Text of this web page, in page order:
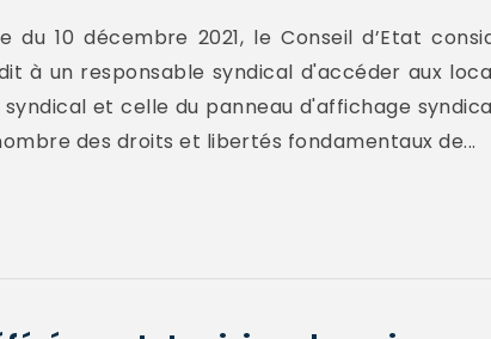
10 décembre 2021, le Conseil d’Etat
à un responsable syndical d'accéder aux
et celle du panneau d'affichage
des droits et libertés fondamentaux de...